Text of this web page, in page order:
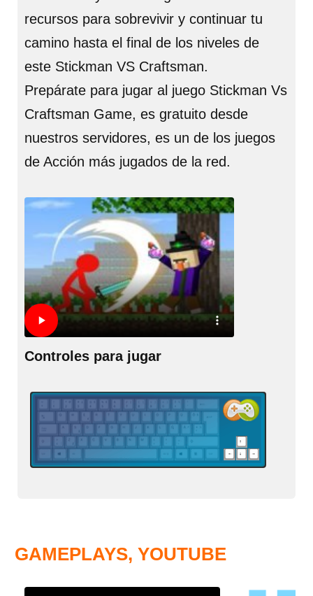
recursos para sobrevivir y continuar tu
camino hasta el final de los niveles de
este Stickman VS Craftsman.
Prepárate para jugar al juego Stickman Vs
Craftsman Game, es gratuito desde
nuestros servidores, es un de los juegos
de Acción más jugados de la red.
Controles para jugar
GAMEPLAYS, YOUTUBE